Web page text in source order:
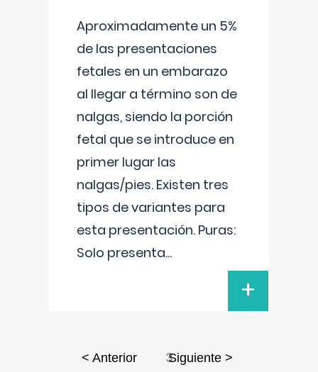
Aproximadamente un 5%
de las presentaciones
fetales en un embarazo
al llegar a término son de
nalgas, siendo la porción
fetal que se introduce en
primer lugar las
nalgas/pies. Existen tres
tipos de variantes para
esta presentación. Puras:
Solo presenta...
+
< Anterior 3Siguiente >